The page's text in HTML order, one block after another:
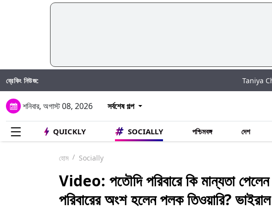
ব্রেকিং নিউজ: Taniya Chatterjee Hot
শনিবার, অগাস্ট 08, 2026 সর্বশেষ গল্প
QUICKLY SOCIALLY পশ্চিমবঙ্গ দেশ
হোম Socially
Video: পতৌদি পরিবারে কি মান্যতা পেলেন
পরিবারের অংশ হলেন পলক তিওয়ারি?